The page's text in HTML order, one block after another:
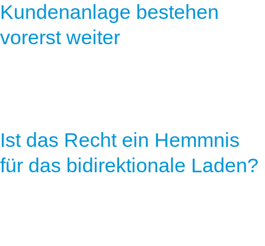
Kundenanlage bestehen
vorerst weiter
Ist das Recht ein Hemmnis
für das bidirektionale Laden?